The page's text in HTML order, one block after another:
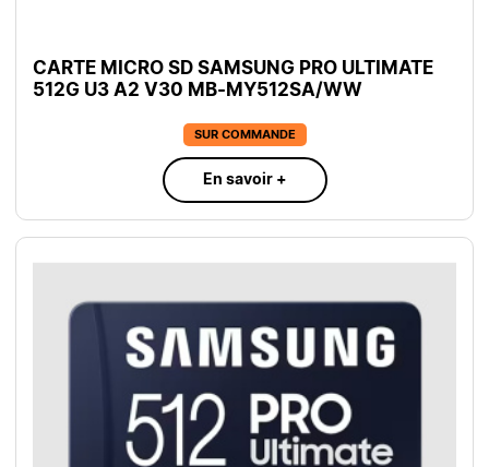
CARTE MICRO SD SAMSUNG PRO ULTIMATE
512G U3 A2 V30 MB-MY512SA/WW
SUR COMMANDE
En savoir +